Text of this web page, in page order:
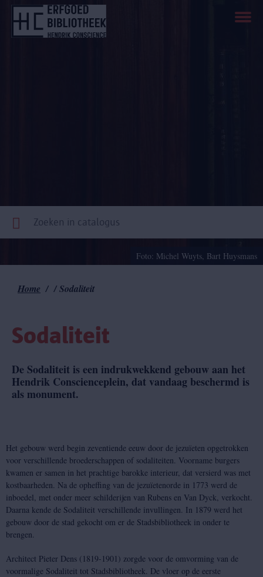
Overslaan
Foto: Michel Wuyts, Bart Huysmans
Kruimelpad
Home Sodaliteit
Sodaliteit
De Sodaliteit is een indrukwekkend gebouw aan het
Hendrik Conscienceplein, dat vandaag beschermd is
als monument.
Het gebouw werd begin zeventiende eeuw door de jezuïeten opgetrokken
voor verschillende broederschappen of sodaliteiten. Voorname burgers
kwamen er samen in het prachtige barokke interieur, dat versierd was met
kostbaarheden. Na de opheffing van de jezuïetenorde in 1773 werd de
inboedel, met onder meer schilderijen van Rubens en Van Dyck, verkocht.
Daarna kende de Sodaliteit verschillende invullingen. In 1879 werd het
gebouw door de stad gekocht om er de Stadsbibliotheek in onder te
brengen.
Architect Pieter Dens (1819-1901) zorgde voor de omvorming van de
voormalige Sodaliteit tot Stadsbibliotheek. De vloer op de eerste